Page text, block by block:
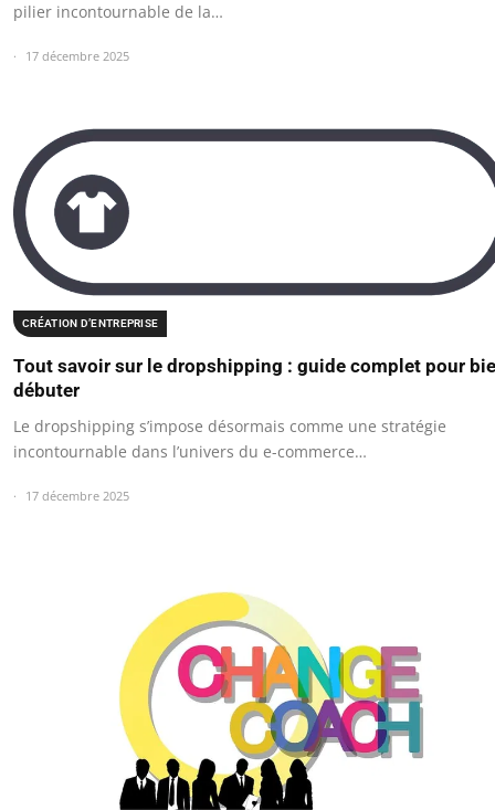
pilier incontournable de la…
17 décembre 2025
CRÉATION D’ENTREPRISE
Tout savoir sur le dropshipping : guide complet pour
débuter
Le dropshipping s’impose désormais comme une stratégie
incontournable dans l’univers du e-commerce…
17 décembre 2025